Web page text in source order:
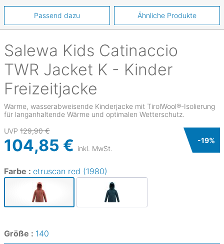
Salewa Kids Catinaccio
TWR Jacket K - Kinder
Freizeitjacke
Warme, wasserabweisende Kinderjacke mit TirolWool®-Isolierung
für langanhaltende Wärme und optimalen Wetterschutz.
UVP 129,90 €
104,85 € inkl. MwSt.
-19%
Farbe : etruscan red (1980)
Größe : 140
Passend dazu Ähnliche Produkte